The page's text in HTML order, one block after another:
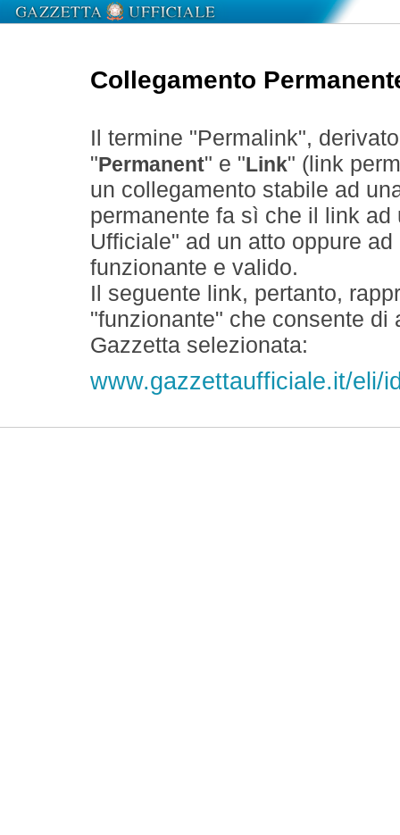
Collegamento
Il termine "Permalink",
" Permanent" e " Link" (link
un collegamento stabile ad
permanente fa sì che il link
Ufficiale" ad un atto oppure
funzionante e valido.
Il seguente link, pertanto,
"funzionante" che consente
Gazzetta selezionata:
www.gazzettaufficiale.it/eli/